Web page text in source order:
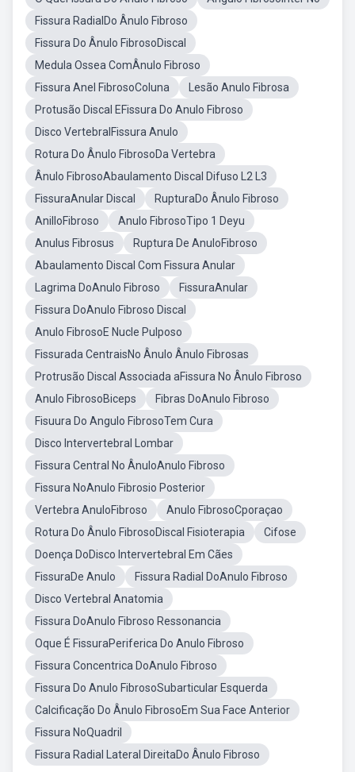
Fissura RadialDo Ânulo Fibroso
Fissura Do Ânulo FibrosoDiscal
Medula Ossea ComÂnulo Fibroso
Fissura Anel FibrosoColuna
Lesão Anulo Fibrosa
Protusão Discal EFissura Do Anulo Fibroso
Disco VertebralFissura Anulo
Rotura Do Ânulo FibrosoDa Vertebra
Ânulo FibrosoAbaulamento Discal Difuso L2 L3
FissuraAnular Discal
RupturaDo Ânulo Fibroso
AnilloFibroso
Anulo FibrosoTipo 1 Deyu
Anulus Fibrosus
Ruptura De AnuloFibroso
Abaulamento Discal Com Fissura Anular
Lagrima DoAnulo Fibroso
FissuraAnular
Fissura DoAnulo Fibroso Discal
Anulo FibrosoE Nucle Pulposo
Fissurada CentraisNo Ânulo Ânulo Fibrosas
Protrusão Discal Associada aFissura No Ânulo Fibroso
Anulo FibrosoBiceps
Fibras DoAnulo Fibroso
Fisuura Do Angulo FibrosoTem Cura
Disco Intervertebral Lombar
Fissura Central No ÂnuloAnulo Fibroso
Fissura NoAnulo Fibrosio Posterior
Vertebra AnuloFibroso
Anulo FibrosoCporaçao
Rotura Do Ânulo FibrosoDiscal Fisioterapia
Cifose
Doença DoDisco Intervertebral Em Cães
FissuraDe Anulo
Fissura Radial DoAnulo Fibroso
Disco Vertebral Anatomia
Fissura DoAnulo Fibroso Ressonancia
Oque É FissuraPeriferica Do Anulo Fibroso
Fissura Concentrica DoAnulo Fibroso
Fissura Do Anulo FibrosoSubarticular Esquerda
Calcificação Do Ânulo FibrosoEm Sua Face Anterior
Fissura NoQuadril
Fissura Radial Lateral DireitaDo Ânulo Fibroso